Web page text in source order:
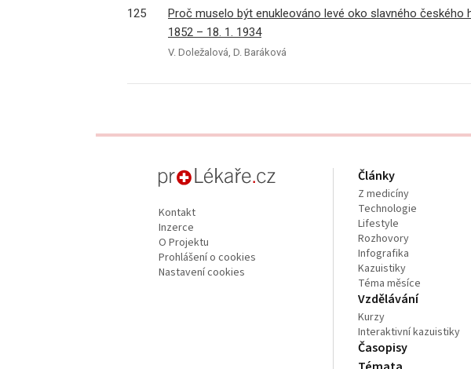
125
Proč muselo být enukleováno levé oko slavného českého
1852 – 18. 1. 1934
V. Doležalová, D. Baráková
Kontakt
Inzerce
O Projektu
Prohlášení o cookies
Nastavení cookies
Články
Z medicíny
Technologie
Lifestyle
Rozhovory
Infografika
Kazuistiky
Téma měsíce
Vzdělávání
Kurzy
Interaktivní kazuistiky
Časopisy